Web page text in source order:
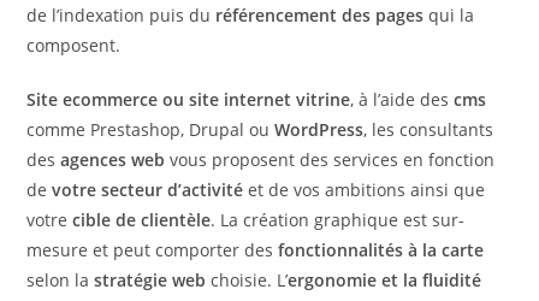
de l’indexation puis du référencement des pages qui la
composent.
Site ecommerce ou site internet vitrine, à l’aide des cms
comme Prestashop, Drupal ouWordPress, les consultants
desagences web vous proposent des services en fonction
de votre secteur d’activité et de vos ambitions ainsi que
votre cible de clientèle. La création graphique est sur-
mesure et peut comporter des fonctionnalités à la carte
selon lastratégie webchoisie. L’ergonomie et la fluidité